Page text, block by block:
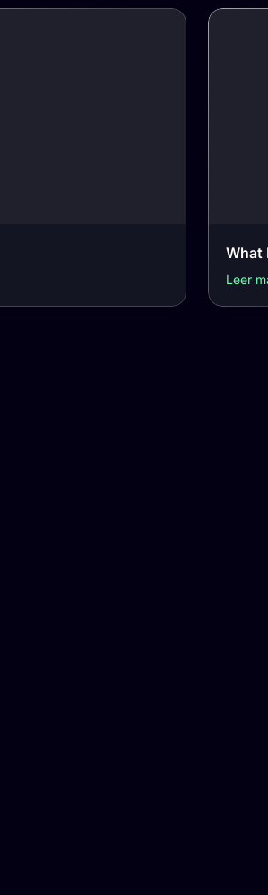
What
Leer